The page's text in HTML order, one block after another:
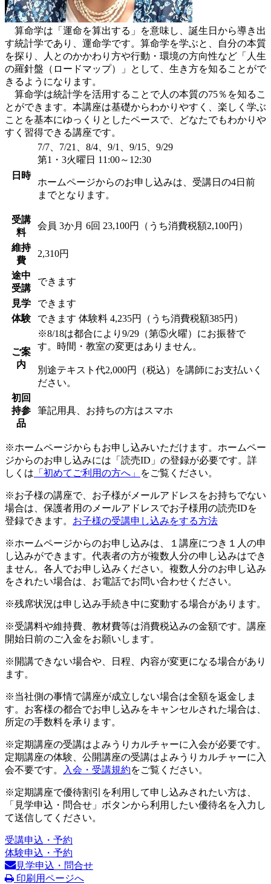
算命学は「運命を算出する」を意味し、誕生日から導き出
す統計学であり、運命学です。算命学を学ぶと、自分の本質
を探り、人とのかかわり方や行動・環境の方向性など「人生
の羅針盤（ロードマップ）」として、生き方を知ることがで
きるようになります。
算命学は統計学を活用することで人の本質の75％を知るこ
とができます。本講座は基礎からわかりやすく、楽しく学ぶ
ことを基本にゆっくりとしたペースで、どなたでもわかりや
すく習得できる講座です。
日時
7/7、7/21、8/4、9/1、9/15、9/29
第1・3火曜日 11:00～12:30
ホームページからのお申し込みは、受講日の4日前
までとなります。
受講
料
会員 3か月 6回 23,100円（うち消費税額2,100円）
維持
費
2,310円
途中
受講
できます
見学
できます
体験
できます 体験料 4,235円（うち消費税額385円）
ご案
内
※8/18は都合により9/29（第⑤火曜）にお振替で
す。時間・教室の変更はありません。
別途テキスト代2,000円（税込）を講師にお支払いく
ださい。
初回
持参
品
筆記用具、お持ちの方はスマホ
※ホームページからもお申し込みいただけます。ホームペー
ジからのお申し込みには「読売ID」の登録が必要です。詳
しくは 「初めてご利用の方へ」 をご覧ください。
※お子様の講座で、お子様がメールアドレスをお持ちでない
場合は、保護者用のメールアドレスでお子様用の読売IDを
登録できます。 お子様の受講申し込みをする方法
※ホームページからのお申し込みは、１講座につき１人の申
し込みができます。代表者の方が複数人分の申し込みはでき
ません。各人でお申し込みください。複数人分のお申し込み
をされたい場合は、お電話でお問い合わせください。
※残席状況は申し込み手続き中に変動する場合があります。
※受講料や維持費、教材費等は消費税込みの金額です。講座
開始日前のご入金をお願いします。
※開講できない場合や、日程、内容が変更になる場合があり
ます。
※当社側の事情で講座が成立しない場合は全額を返金しま
す。お客様の都合でお申し込みをキャンセルされた場合は、
所定の手数料を承ります。
※定期講座の受講はよみうりカルチャーに入会が必要です。
定期講座の体験、公開講座の受講はよみうりカルチャーに入
会不要です。
入会・受講規約をご覧ください。
※定期講座で優待割引を利用して申し込みされたい方は、
「見学申込・問合せ」ボタンから利用したい優待名を入力し
て送信してください。
受講申込・予約
体験申込・予約
見学申込・問合せ
印刷用ページへ